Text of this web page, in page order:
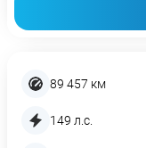
89 457 км
149 л.с.